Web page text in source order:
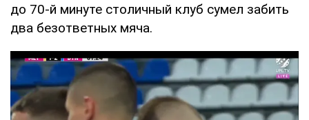
до 70-й минуте столичный клуб сумел забить
два безответных мяча.